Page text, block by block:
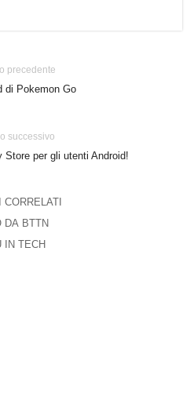
precedente
di Pokemon Go
successivo
Store per gli utenti Android!
DA BTTN
IN TECH